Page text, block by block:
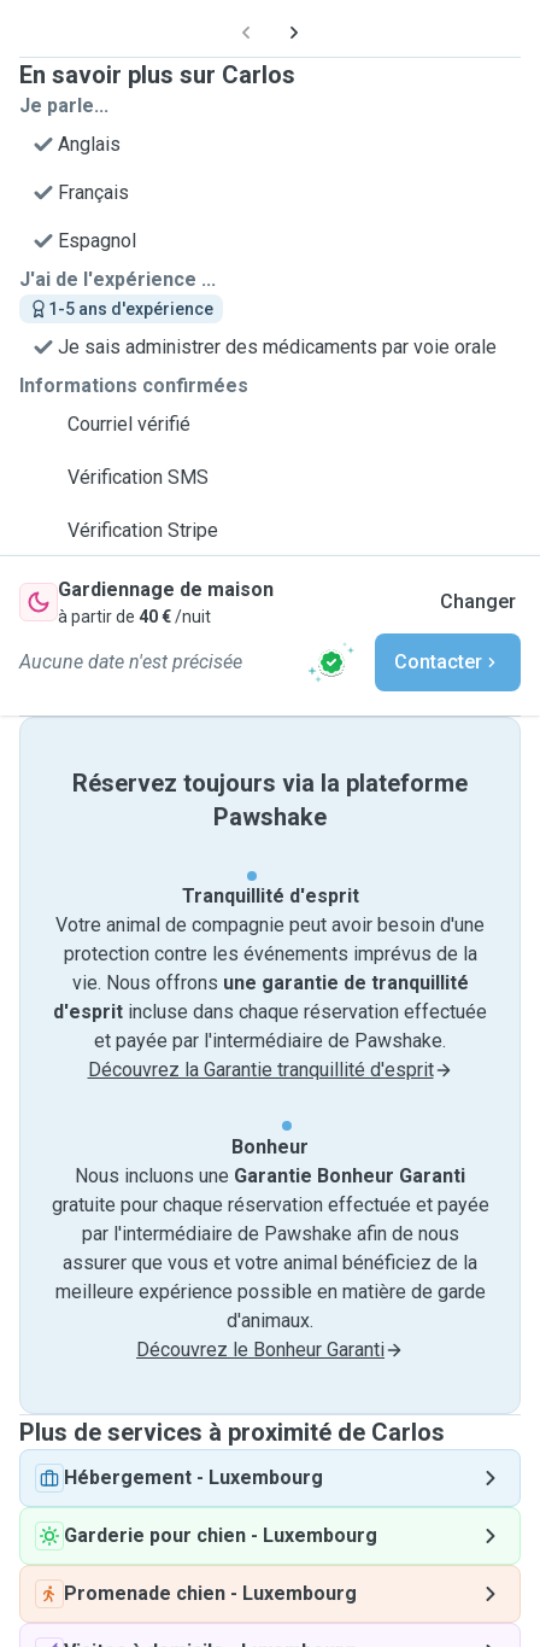
En savoir plus sur Carlos
Je parle...
Anglais
Français
Espagnol
J'ai de l'expérience ...
1-5 ans d'expérience
Je sais administrer des médicaments par voie orale
Informations confirmées
Courriel vérifié
Vérification SMS
Vérification Stripe
Gardiennage de maison
à partir de 40 €/nuit
Changer
Aucune date n'est précisée Contacter
Réservez toujours via la plateforme
Pawshake
Tranquillité d'esprit
Votre animal de compagnie peut avoir besoin d'une
protection contre les événements imprévus de la
vie. Nous offrons une garantie de tranquillité
d'esprit incluse dans chaque réservation effectuée
et payée par l'intermédiaire de Pawshake.
Découvrez la Garantie tranquillité d'esprit
Bonheur
Nous incluons une Garantie Bonheur Garanti
gratuite pour chaque réservation effectuée et payée
par l'intermédiaire de Pawshake afin de nous
assurer que vous et votre animal bénéficiez de la
meilleure expérience possible en matière de garde
d'animaux.
Découvrez le Bonheur Garanti
Plus de services à proximité de Carlos
Hébergement - Luxembourg
Garderie pour chien - Luxembourg
Promenade chien - Luxembourg